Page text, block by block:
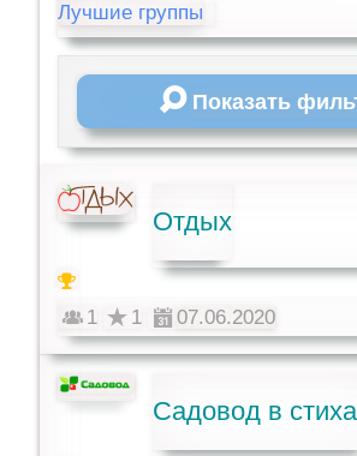
Лучшие группы
Показать
Отдых
1 1 07.06.2020
Садовод в